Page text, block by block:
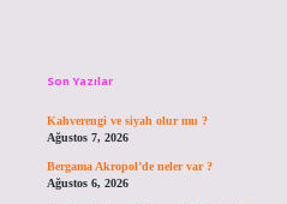
Son Yazılar
Kahverengi ve siyah olur mu ?
Ağustos 7, 2026
Bergama Akropol’de neler var ?
Ağustos 6, 2026